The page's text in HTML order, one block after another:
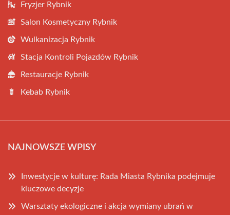
Fryzjer Rybnik
Salon Kosmetyczny Rybnik
Wulkanizacja Rybnik
Stacja Kontroli Pojazdów Rybnik
Restauracje Rybnik
Kebab Rybnik
NAJNOWSZE WPISY
Inwestycje w kulturę: Rada Miasta Rybnika podejmuje
kluczowe decyzje
Warsztaty ekologiczne i akcja wymiany ubrań w